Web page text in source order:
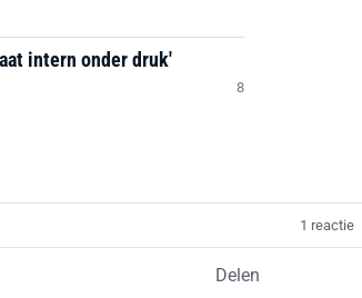
intern onder druk'
8
1 reactie
Delen